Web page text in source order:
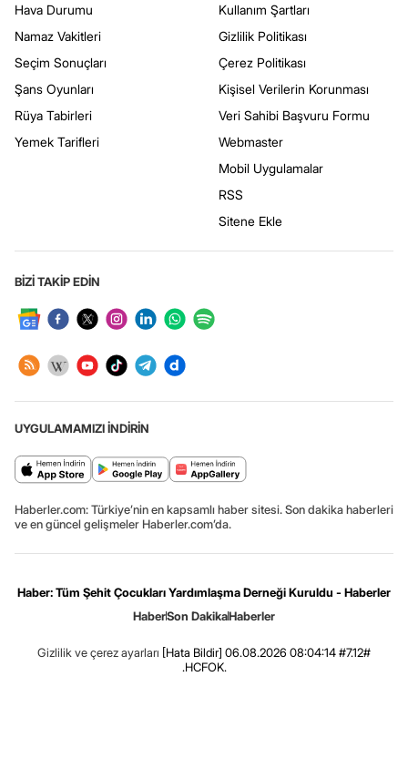
Hava Durumu
Namaz Vakitleri
Seçim Sonuçları
Şans Oyunları
Rüya Tabirleri
Yemek Tarifleri
Kullanım Şartları
Gizlilik Politikası
Çerez Politikası
Kişisel Verilerin Korunması
Veri Sahibi Başvuru Formu
Webmaster
Mobil Uygulamalar
RSS
Sitene Ekle
BİZİ TAKİP EDİN
UYGULAMAMIZI İNDİRİN
Haberler.com: Türkiye’nin en kapsamlı haber sitesi. Son dakika haberleri
ve en güncel gelişmeler Haberler.com’da.
Haber: Tüm Şehit Çocukları Yardımlaşma Derneği Kuruldu - Haberler
HaberSon DakikaHaberler
Gizlilik ve çerez ayarları [Hata Bildir] 06.08.2026 08:04:14 #7.12#
.HCFOK.